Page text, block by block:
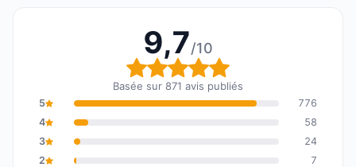
9,7/10
Note globale : 9,7 sur
Basée sur 871 avis publiés
5
776
4
58
3
24
2
7